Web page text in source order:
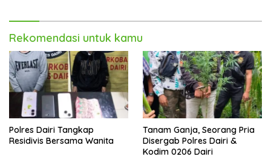
Rekomendasi untuk kamu
Polres Dairi Tangkap
Residivis Bersama Wanita
Tanam Ganja, Seorang Pria
Disergab Polres Dairi &
Kodim 0206 Dairi